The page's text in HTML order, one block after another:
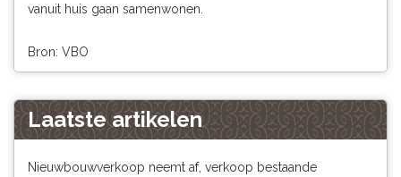
vanuit huis gaan samenwonen.
Bron: VBO
Laatste artikelen
Nieuwbouwverkoop neemt af, verkoop bestaande